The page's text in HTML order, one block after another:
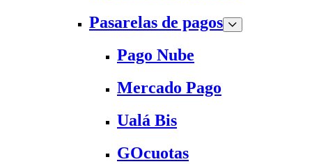
Pasarelas de pagos
Pago Nube
Mercado Pago
Ualá Bis
GOcuotas